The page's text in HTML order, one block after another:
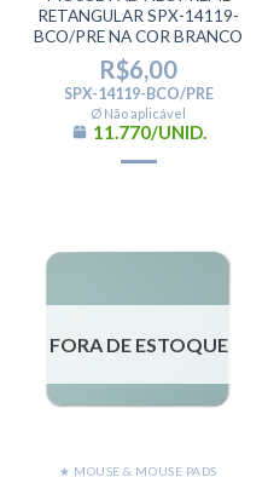
RETANGULAR SPX-14119-
BCO/PRE NA COR BRANCO
R$6,00
SPX-14119-BCO/PRE
Ø Não aplicável
11.770/UNID.
FORA DE ESTOQUE
★ MOUSE & MOUSE PADS